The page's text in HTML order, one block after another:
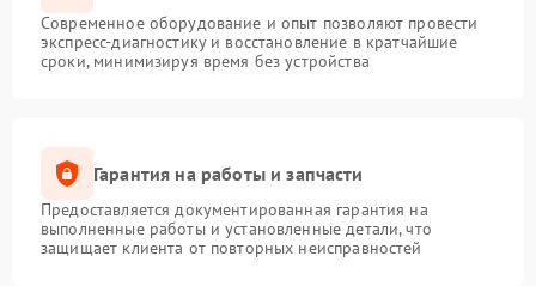
Современное оборудование и опыт позволяют провести
экспресс-диагностику и восстановление в кратчайшие
сроки, минимизируя время без устройства
Гарантия на работы и запчасти
Предоставляется документированная гарантия на
выполненные работы и установленные детали, что
защищает клиента от повторных неисправностей